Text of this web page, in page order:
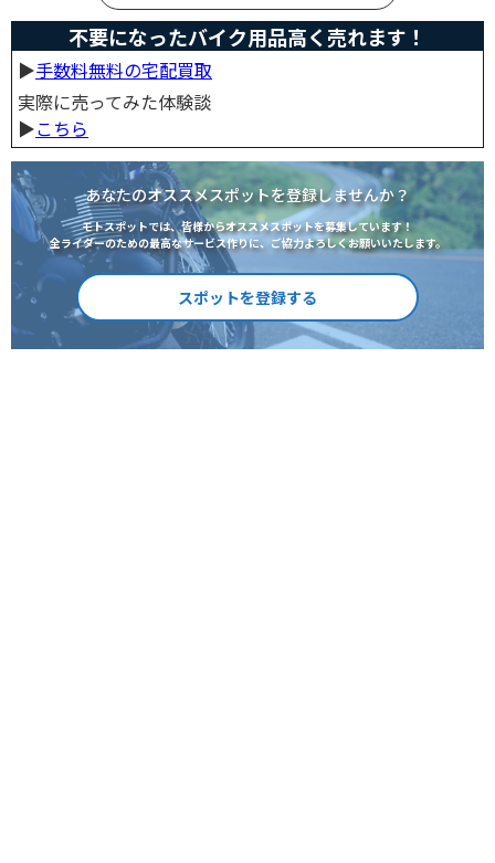
不要になったバイク用品高く売れます！
▶︎手数料無料の宅配買取
実際に売ってみた体験談
▶︎こちら
あなたのオススメスポットを登録しませんか？
モトスポットでは、皆様からオススメスポットを募集しています！
全ライダーのための最高なサービス作りに、ご協力よろしくお願いいたします。
スポットを登録する